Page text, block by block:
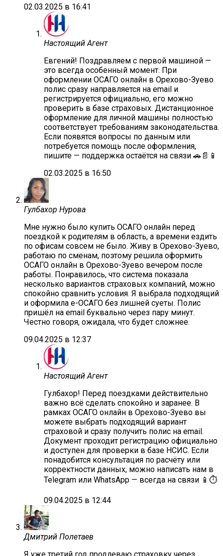
02.03.2025 в 16:41
Настоящий Агент
Евгений! Поздравляем с первой машиной —
это всегда особенный момент. При
оформлении ОСАГО онлайн в Орехово-Зуево
полис сразу направляется на email и
регистрируется официально, его можно
проверить в базе страховых. Дистанционное
оформление для личной машины полностью
соответствует требованиям законодательства.
Если появятся вопросы по данным или
потребуется помощь после оформления,
пишите — поддержка остаётся на связи 🚗📄📱
02.03.2025 в 16:50
Гулбахор Нурова
Мне нужно было купить ОСАГО онлайн перед
поездкой к родителям в область, а времени ездить
по офисам совсем не было. Живу в Орехово-Зуево,
работаю по сменам, поэтому решила оформить
ОСАГО онлайн в Орехово-Зуево вечером после
работы. Понравилось, что система показала
несколько вариантов страховых компаний, можно
спокойно сравнить условия. Я выбрала подходящий
и оформила е-ОСАГО без лишней суеты. Полис
пришёл на email буквально через пару минут.
Честно говоря, ожидала, что будет сложнее.
09.04.2025 в 12:37
Настоящий Агент
Гулбахор! Перед поездками действительно
важно всё сделать спокойно и заранее. В
рамках ОСАГО онлайн в Орехово-Зуево вы
можете выбрать подходящий вариант
страховой и сразу получить полис на email.
Документ проходит регистрацию официально
и доступен для проверки в базе НСИС. Если
понадобится консультация по расчёту или
корректности данных, можно написать нам в
Telegram или WhatsApp — всегда на связи 📱⏱️
09.04.2025 в 12:44
Дмитрий Полетаев